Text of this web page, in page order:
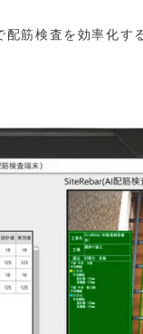
配筋検査を効率化す